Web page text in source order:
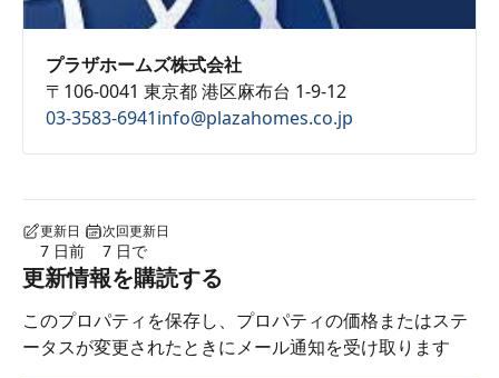
プラザホームズ株式会社
〒106-0041 東京都 港区麻布台 1-9-12
03-3583-6941info@plazahomes.co.jp
更新日
7 日前
次回更新日
7 日で
更新情報を購読する
このプロパティを保存し、プロパティの価格またはステ
ータスが変更されたときにメール通知を受け取ります